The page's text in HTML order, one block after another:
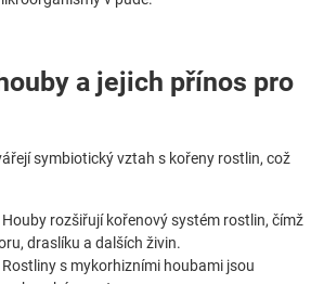
a jejich přínos pro
symbiotický vztah s kořeny rostlin, což
Houby rozšiřují kořenový systém rostlin, čímž
draslíku a dalších živin.
Rostliny s mykorhizními houbami jsou